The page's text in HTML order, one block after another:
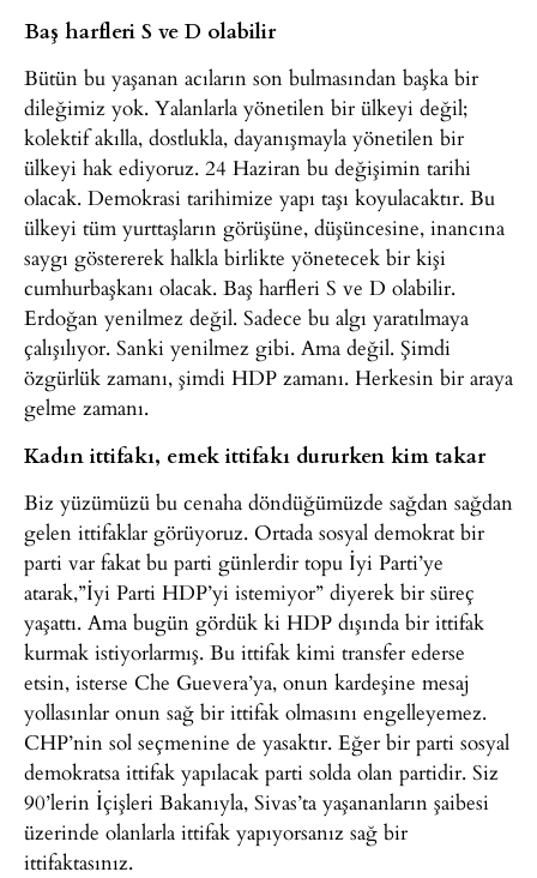
Baş harfleri S ve D olabilir
Bütün bu yaşanan acıların son bulmasından başka bir
dileğimiz yok. Yalanlarla yönetilen bir ülkeyi değil;
kolektif akılla, dostlukla, dayanışmayla yönetilen bir
ülkeyi hak ediyoruz. 24 Haziran bu değişimin tarihi
olacak. Demokrasi tarihimize yapı taşı koyulacaktır. Bu
ülkeyi tüm yurttaşların görüşüne, düşüncesine, inancına
saygı göstererek halkla birlikte yönetecek bir kişi
cumhurbaşkanı olacak. Baş harfleri S ve D olabilir.
Erdoğan yenilmez değil. Sadece bu algı yaratılmaya
çalışılıyor. Sanki yenilmez gibi. Ama değil. Şimdi
özgürlük zamanı, şimdi HDP zamanı. Herkesin bir araya
gelme zamanı.
Kadın ittifakı, emek ittifakı dururken kim takar
Biz yüzümüzü bu cenaha döndüğümüzde sağdan sağdan
gelen ittifaklar görüyoruz. Ortada sosyal demokrat bir
parti var fakat bu parti günlerdir topu İyi Parti’ye
atarak,”İyi Parti HDP’yi istemiyor” diyerek bir süreç
yaşattı. Ama bugün gördük ki HDP dışında bir ittifak
kurmak istiyorlarmış. Bu ittifak kimi transfer ederse
etsin, isterse Che Guevera’ya, onun kardeşine mesaj
yollasınlar onun sağ bir ittifak olmasını engelleyemez.
CHP’nin sol seçmenine de yasaktır. Eğer bir parti sosyal
demokratsa ittifak yapılacak parti solda olan partidir. Siz
90’lerin İçişleri Bakanıyla, Sivas’ta yaşananların şaibesi
üzerinde olanlarla ittifak yapıyorsanız sağ bir
ittifaktasınız.